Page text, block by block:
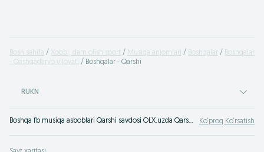
Bosh sahifa Xobbi, dam olish sport Musiqa anjomlari Boshqalar
Boshqalar
- Qashqadaryo viloyati
Boshqalar - Qarshi
RUKN
Boshqa fb musiqa asboblari Qarshi savdosi OLX.uzda Qarshi - boshqa musiqa asbobi bo‘yicha dolzarb takliflar maqbul narxlarda! Ko‘proq Ko‘rsatish